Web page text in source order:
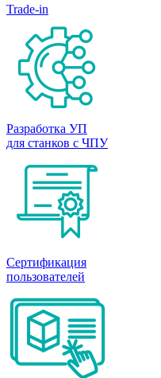
Trade-in
Разработка УП
для станков с ЧПУ
Сертификация
пользователей